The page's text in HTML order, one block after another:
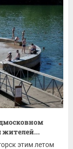
жителей...
этим летом